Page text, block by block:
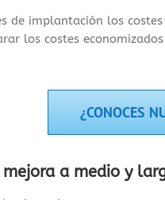
de implantación los
los costes
¿CONOCES
a medio y